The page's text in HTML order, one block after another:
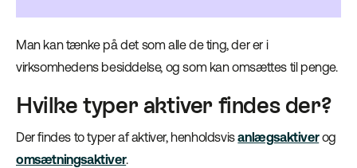
Man kan tænke på det som alle de ting, der er i
virksomhedens besiddelse, og som kan omsættes til penge.
Hvilke typer aktiver findes der?
Der findes to typer af aktiver, henholdsvisanlægsaktiverog
omsætningsaktiver.